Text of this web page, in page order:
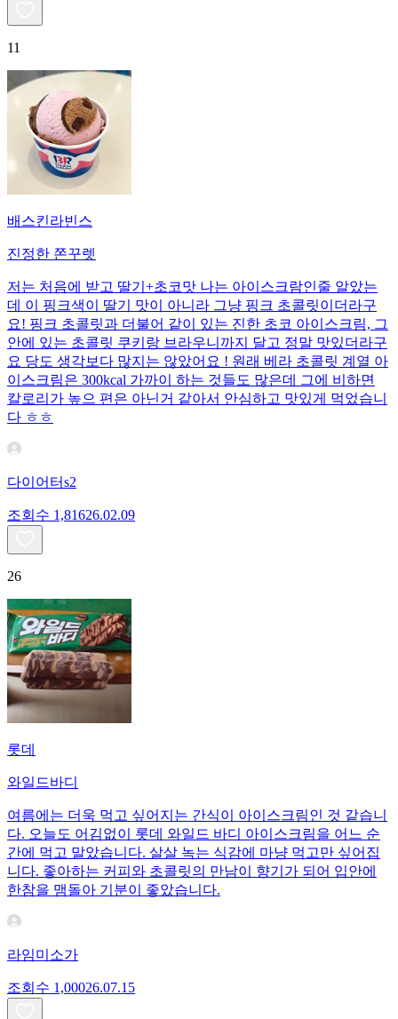
11
배스킨라빈스
진정한 쫀꾸렛
저는 처음에 받고 딸기+초코맛 나는 아이스크람인줄 알았는
데 이 핑크색이 딸기 맛이 아니라 그냥 핑크 초콜릿이더라구
요! 핑크 초콜릿과 더불어 같이 있는 진한 초코 아이스크림, 그
안에 있는 초콜릿 쿠키랑 브라우니까지 달고 정말 맛있더라구
요 당도 생각보다 많지는 않았어요 ! 원래 베라 초콜릿 계열 아
이스크림은 300kcal 가까이 하는 것들도 많은데 그에 비하면
칼로리가 높으 편은 아닌거 같아서 안심하고 맛있게 먹었습니
다 ㅎㅎ
다이어터s2
조회수 1,81626.02.09
26
롯데
와일드바디
여름에는 더욱 먹고 싶어지는 간식이 아이스크림인 것 같습니
다. 오늘도 어김없이 롯데 와일드 바디 아이스크림을 어느 순
간에 먹고 말았습니다. 살살 녹는 식감에 마냥 먹고만 싶어집
니다. 좋아하는 커피와 초콜릿의 만남이 향기가 되어 입안에
한참을 맴돌아 기분이 좋았습니다.
라임미소가
조회수 1,00026.07.15